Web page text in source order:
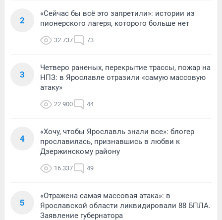
2
«Сейчас бы всё это запретили»: истории из
пионерского лагеря, которого больше нет
32 737 73
3
Четверо раненых, перекрытие трассы, пожар на
НПЗ: в Ярославле отразили «самую массовую
атаку»
22 900 44
4
«Хочу, чтобы Ярославль знали все»: блогер
прославилась, признавшись в любви к
Дзержинскому району
16 337 49
5
«Отражена самая массовая атака»: в
Ярославской области ликвидировали 88 БПЛА.
Заявление губернатора